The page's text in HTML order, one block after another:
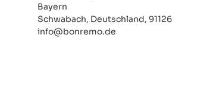
Bayern
Schwabach, Deutschland, 91126
info@bonremo.de